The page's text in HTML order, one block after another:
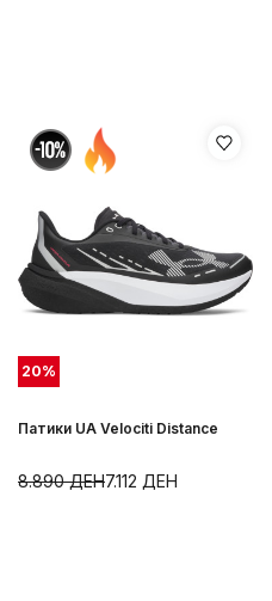
20%
Патики UA Velociti Distance
7.112 ДЕН
8.890ДЕН